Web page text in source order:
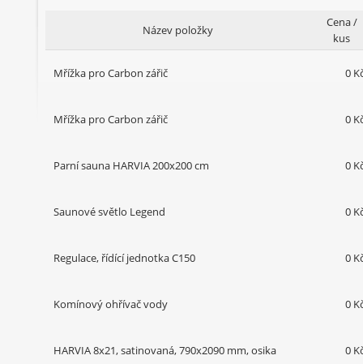
Název položky
Cena /
kus
Mřížka pro Carbon zářič 0
Mřížka pro Carbon zářič 0
Parní sauna HARVIA 200x200 cm 0
Saunové světlo Legend 0
Regulace, řídící jednotka C150 0
Komínový ohřívač vody 0
HARVIA 8x21, satinovaná, 790x2090 mm, osika 0